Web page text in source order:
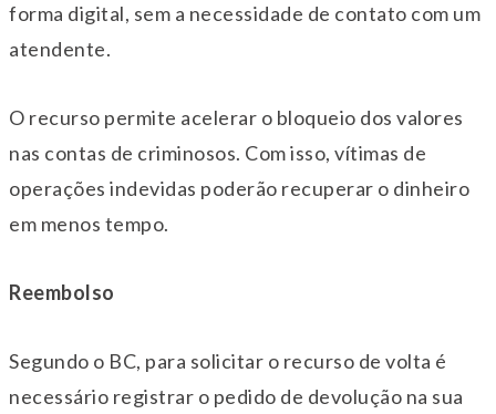
forma digital, sem a necessidade de contato com um
atendente.
O recurso permite acelerar o bloqueio dos valores
nas contas de criminosos. Com isso, vítimas de
operações indevidas poderão recuperar o dinheiro
em menos tempo.
Reembolso
Segundo o BC, para solicitar o recurso de volta é
necessário registrar o pedido de devolução na sua